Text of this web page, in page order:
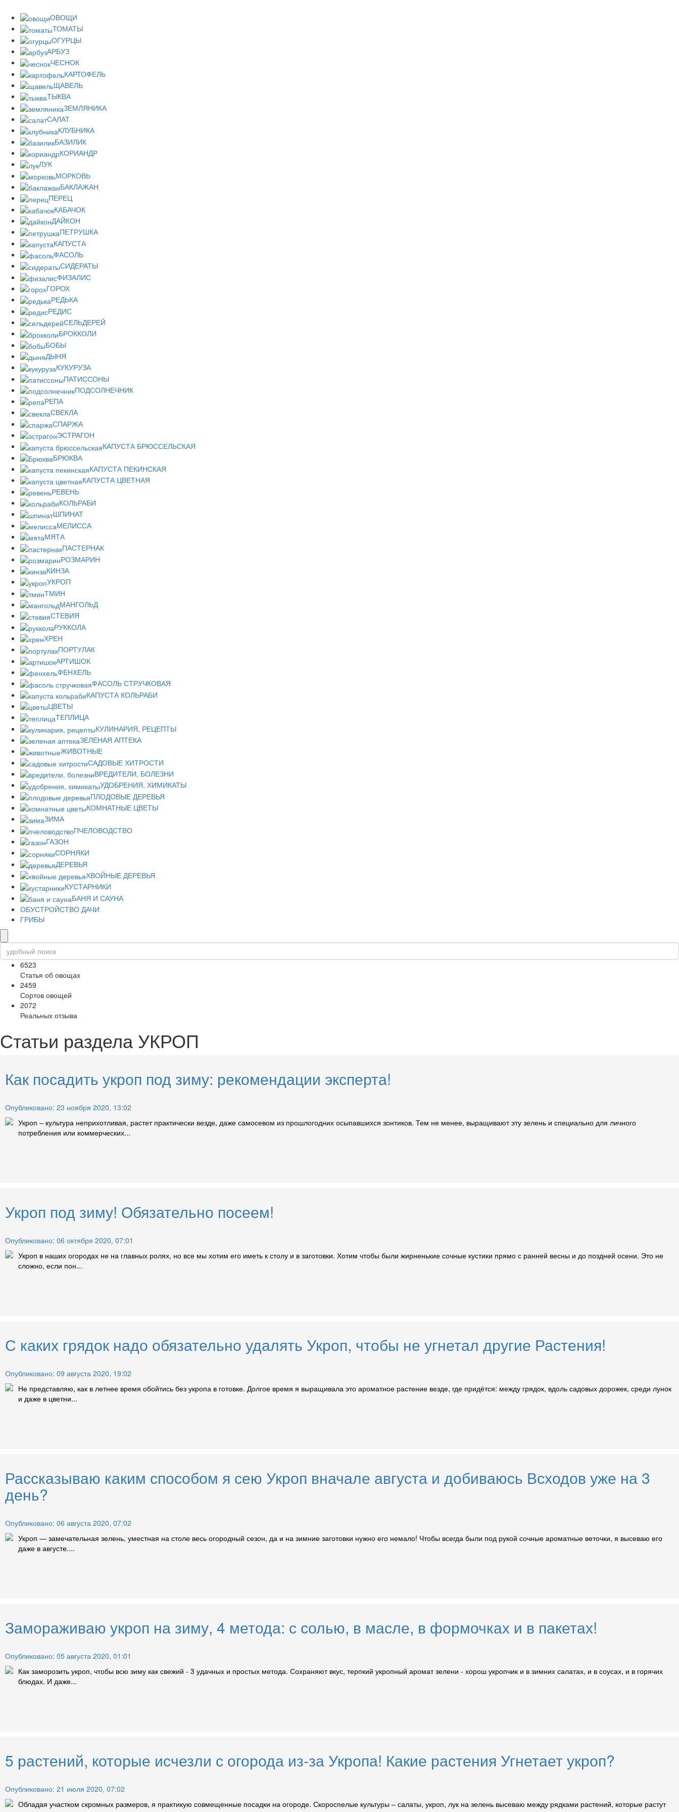
ОВОЩИ
ТОМАТЫ
ОГУРЦЫ
АРБУЗ
ЧЕСНОК
КАРТОФЕЛЬ
ЩАВЕЛЬ
ТЫКВА
ЗЕМЛЯНИКА
САЛАТ
КЛУБНИКА
БАЗИЛИК
КОРИАНДР
ЛУК
МОРКОВЬ
БАКЛАЖАН
ПЕРЕЦ
КАБАЧОК
ДАЙКОН
ПЕТРУШКА
КАПУСТА
ФАСОЛЬ
СИДЕРАТЫ
ФИЗАЛИС
ГОРОХ
РЕДЬКА
РЕДИС
СЕЛЬДЕРЕЙ
БРОККОЛИ
БОБЫ
ДЫНЯ
КУКУРУЗА
ПАТИССОНЫ
ПОДСОЛНЕЧНИК
РЕПА
СВЕКЛА
СПАРЖА
ЭСТРАГОН
КАПУСТА БРЮССЕЛЬСКАЯ
БРЮКВА
КАПУСТА ПЕКИНСКАЯ
КАПУСТА ЦВЕТНАЯ
РЕВЕНЬ
КОЛЬРАБИ
ШПИНАТ
МЕЛИССА
МЯТА
ПАСТЕРНАК
РОЗМАРИН
КИНЗА
УКРОП
ТМИН
МАНГОЛЬД
СТЕВИЯ
РУККОЛА
ХРЕН
ПОРТУЛАК
АРТИШОК
ФЕНХЕЛЬ
ФАСОЛЬ СТРУЧКОВАЯ
КАПУСТА КОЛЬРАБИ
ЦВЕТЫ
ТЕПЛИЦА
КУЛИНАРИЯ, РЕЦЕПТЫ
ЗЕЛЕНАЯ АПТЕКА
ЖИВОТНЫЕ
САДОВЫЕ ХИТРОСТИ
ВРЕДИТЕЛИ, БОЛЕЗНИ
УДОБРЕНИЯ, ХИМИКАТЫ
ПЛОДОВЫЕ ДЕРЕВЬЯ
КОМНАТНЫЕ ЦВЕТЫ
ЗИМА
ПЧЕЛОВОДСТВО
ГАЗОН
СОРНЯКИ
ДЕРЕВЬЯ
ХВОЙНЫЕ ДЕРЕВЬЯ
КУСТАРНИКИ
БАНЯ И САУНА
ОБУСТРОЙСТВО ДАЧИ
ГРИБЫ
6523
Статья об овощах
2459
Сортов овощей
2072
Реальных отзыва
Статьи раздела УКРОП
Как посадить укроп под зиму: рекомендации эксперта!
Опубликовано: 23 ноября 2020, 13:02
Укроп – культура неприхотливая, растет практически везде, даже самосевом из прошлогодних осыпавшихся зонтиков. Тем не менее, выращивают эту зелень и специально для личного
потребления или коммерческих...
Укроп под зиму! Обязательно посеем!
Опубликовано: 06 октября 2020, 07:01
Укроп в наших огородах не на главных ролях, но все мы хотим его иметь к столу и в заготовки. Хотим чтобы были жирненькие сочные кустики прямо с ранней весны и до поздней осени. Это не
сложно, если пон...
С каких грядок надо обязательно удалять Укроп, чтобы не угнетал другие Растения!
Опубликовано: 09 августа 2020, 19:02
Не представляю, как в летнее время обойтись без укропа в готовке. Долгое время я выращивала это ароматное растение везде, где придётся: между грядок, вдоль садовых дорожек, среди лунок
и даже в цветни...
Рассказываю каким способом я сею Укроп вначале августа и добиваюсь Всходов уже на 3
день?
Опубликовано: 06 августа 2020, 07:02
Укроп — замечательная зелень, уместная на столе весь огородный сезон, да и на зимние заготовки нужно его немало! Чтобы всегда были под рукой сочные ароматные веточки, я высеваю его
даже в августе....
Замораживаю укроп на зиму, 4 метода: с солью, в масле, в формочках и в пакетах!
Опубликовано: 05 августа 2020, 01:01
Как заморозить укроп, чтобы всю зиму как свежий - 3 удачных и простых метода. Сохраняют вкус, терпкий укропный аромат зелени - хорош укропчик и в зимних салатах, и в соусах, и в горячих
блюдах. И даже...
5 растений, которые исчезли с огорода из-за Укропа! Какие растения Угнетает укроп?
Опубликовано: 21 июля 2020, 07:02
Обладая участком скромных размеров, я практикую совмещенные посадки на огороде. Скороспелые культуры – салаты, укроп, лук на зелень высеваю между рядками растений, которые растут